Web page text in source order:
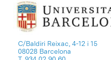
C/Baldiri Reixac, 4-12 i 15
08028 Barcelona